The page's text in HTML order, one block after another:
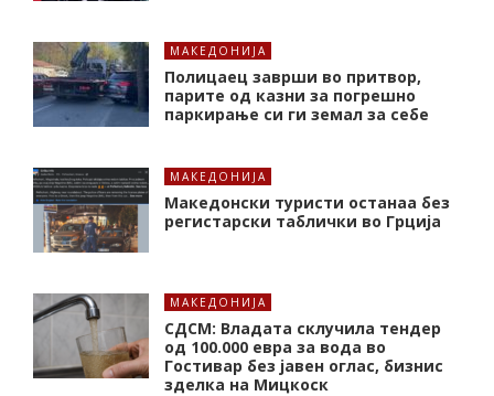
МАКЕДОНИЈА
Полицаец заврши во притвор,
парите од казни за погрешно
паркирање си ги земал за себе
МАКЕДОНИЈА
Македонски туристи останаа без
регистарски таблички во Грција
МАКЕДОНИЈА
СДСМ: Владата склучила тендер
од 100.000 евра за вода во
Гостивар без јавен оглас, бизнис
зделка на Мицкоск